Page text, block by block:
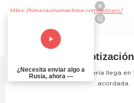
https://timesavingmachine.compartners/
Obtenga una
El servicio de mensajería llega en
acordada.
¿Necesita enviar algo a
Rusia, ahora —